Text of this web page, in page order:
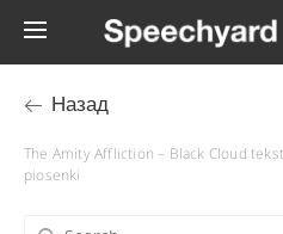
Назад
The Amity Affliction – Black Cloud
piosenki